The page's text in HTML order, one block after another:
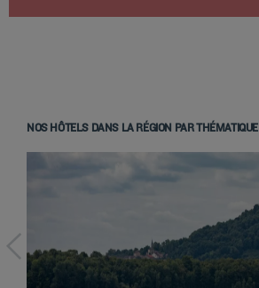
NOS HÔTELS DANS LA RÉGION PAR THÉMATIQUE